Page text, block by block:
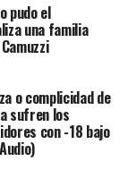
pudo el
una familia
o complicidad de
sufren los
con -18 bajo